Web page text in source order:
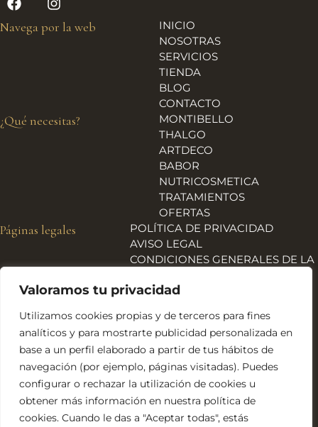
Valoramos tu privacidad
Utilizamos cookies propias y de terceros para fines
analíticos y para mostrarte publicidad personalizada en
base a un perfil elaborado a partir de tus hábitos de
navegación (por ejemplo, páginas visitadas). Puedes
configurar o rechazar la utilización de cookies u
obtener más información en nuestra política de
cookies. Cuando le das a "Aceptar todas", estás
Navega por la web
INICIO
NOSOTRAS
SERVICIOS
TIENDA
BLOG
CONTACTO
¿Qué necesitas?
MONTIBELLO
THALGO
ARTDECO
BABOR
NUTRICOSMETICA
TRATAMIENTOS
OFERTAS
Páginas legales
POLÍTICA DE PRIVACIDAD
AVISO LEGAL
CONDICIONES GENERALES DE LA
ENVÍOS, DEVOLUCIONES Y
POLÍTICA DE COOKIES
DECLARACIÓN DE
ACCESIBILIDAD
Financiado por la Unión Europea – NextGeneration EU